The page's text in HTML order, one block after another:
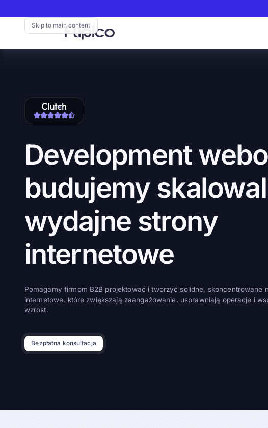
Skip to main content
Development
budujemy
wydajne strony
internetowe
Pomagamy firmom B2B projektować i tworzyć solidne, skoncentrowane
internetowe, które zwiększają zaangażowanie, usprawniają operacje i
wzrost.
Bezpłatna konsultacja
Przejdź
Clutch
Go
to